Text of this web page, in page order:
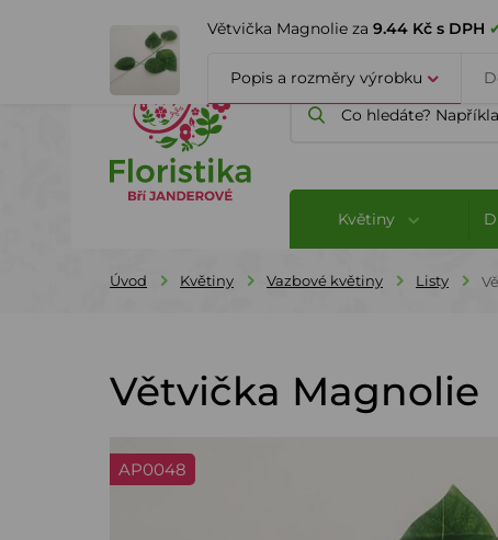
ÚVOD O FIRMĚ BLOG
Květiny
Úvod Květiny Vazbové květiny Listy
Větvička Magnolie
AP0048
Větvička Magnolie za 9.44 Kč s DPH
Popis a rozměry výrobku